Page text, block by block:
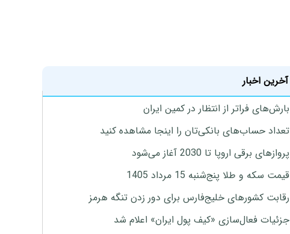
آخرین اخبار
بارش‌های فراتر از انتظار در کمین ایران
تعداد حساب‌های بانکی‌تان را اینجا مشاهده کنید
پروازهای برقی اروپا تا 2030 آغاز می‌شود
قیمت سکه و طلا پنج‌شنبه 15 مرداد 1405
رقابت کشورهای خلیج‌فارس برای دور زدن تنگه هرمز
جزئیات فعال‌سازی «کیف پول ایران» اعلام شد